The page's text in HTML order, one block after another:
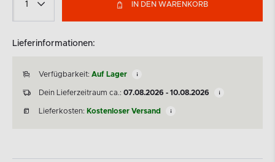
IN DEN WARENKORB
Lieferinformationen:
Verfügbarkeit: Auf Lager
Dein Lieferzeitraum ca.: 07.08.2026 - 10.08.2026
Lieferkosten: Kostenloser Versand